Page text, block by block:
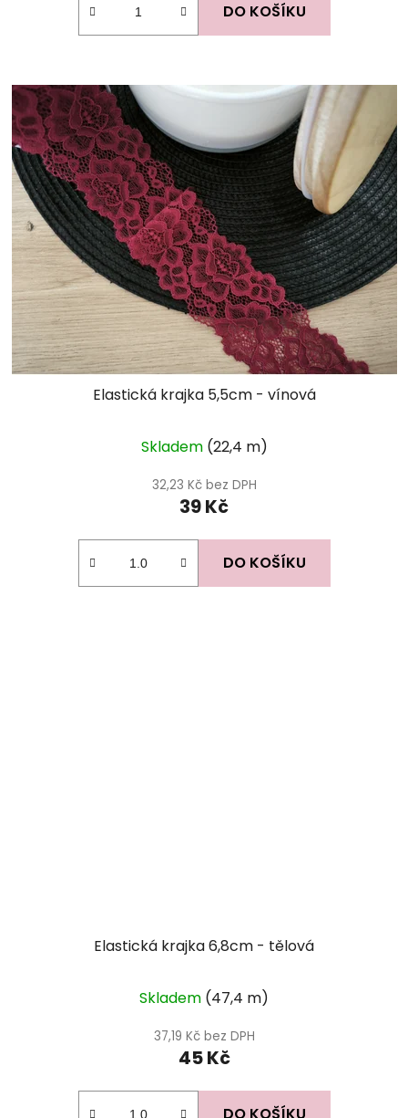
DO KOŠÍKU
Elastická krajka 5,5cm - vínová
Skladem (22,4 m)
32,23 Kč bez DPH
39 Kč
DO KOŠÍKU
Elastická krajka 6,8cm - tělová
Skladem (47,4 m)
37,19 Kč bez DPH
45 Kč